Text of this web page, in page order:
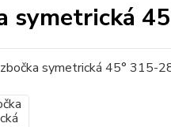
symetrická